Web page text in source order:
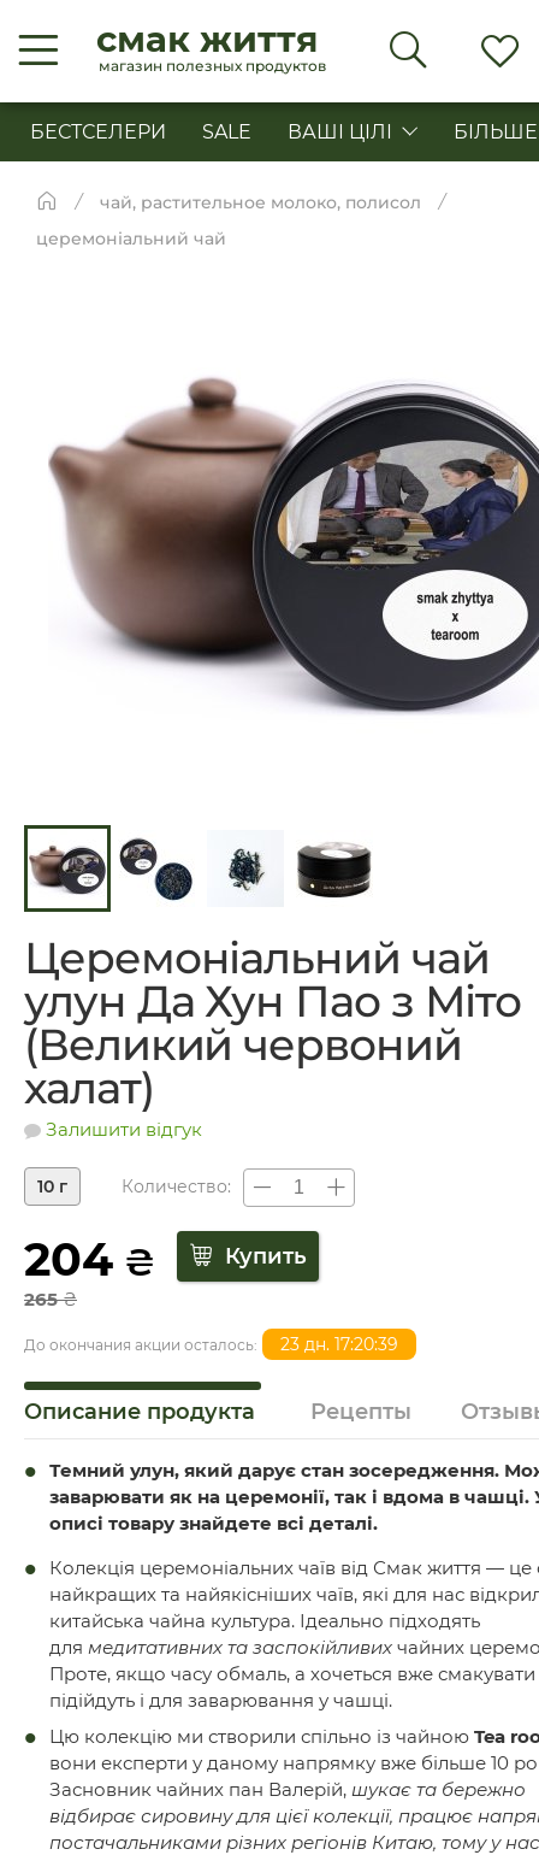
смак життя
магазин полезных продуктов
БЕСТСЕЛЕРИ SALE ВАШІ ЦІЛІ БІЛЬШЕ
чай, растительное молоко, полисол
церемоніальний чай
Церемоніальний чай
улун Да Хун Пао з Міто
(Великий червоний
халат)
Залишити відгук
10 г Количество:
204 ₴
265₴
До окончания акции осталось: 23 дн. 17:20:38
Описание продукта Рецепты
Темний улун, який дарує стан зосередження.
заварювати як на церемонії, так і вдома в чашці.
описі товару знайдете всі деталі.
Колекція церемоніальних чаїв від Смак життя — це
найкращих та найякісніших чаїв, які для нас
китайська чайна культура. Ідеально підходять
для медитативних та заспокійливих чайних
Проте, якщо часу обмаль, а хочеться вже
підійдуть і для заварювання у чашці.
Цю колекцію ми створили спільно із чайною Tea
вони експерти у даному напрямку вже більше 10
Засновник чайних пан Валерій, шукає та бережно
відбирає сировину для цієї колекції, працює
постачальниками різних регіонів Китаю, тому у нас